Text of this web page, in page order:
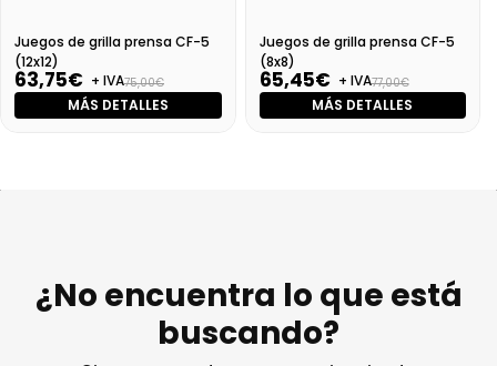
Juegos de grilla prensa CF-5
(12x12)
63,75€ + IVA75,00€
MÁS DETALLES
Juegos de grilla prensa CF-5
(8x8)
65,45€ + IVA77,00€
MÁS DETALLES
¿No encuentra lo que está
buscando?